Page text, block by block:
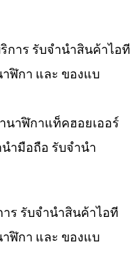
การ รับจำนำสินค้าไอที
ฬิกา และ ของแบ
นาฬิกาแท็คฮอยเออร์
ำมือถือ รับจำนำ
ร รับจำนำสินค้าไอที
ฬิกา และ ของแบ